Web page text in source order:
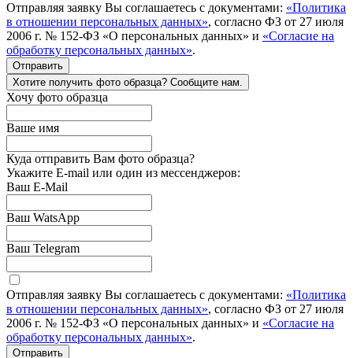
Отправляя заявку Вы соглашаетесь с документами: «Политика
в отношении персональных данных», согласно ФЗ от 27 июля
2006 г. № 152-ФЗ «О персональных данных» и «Согласие на
обработку персональных данных».
Отправить
Хотите получить фото образца? Сообщите нам.
Хочу фото образца
Ваше имя
Куда отправить Вам фото образца?
Укажите E-mail или один из мессенджеров:
Ваш E-Mail
Ваш WatsApp
Ваш Telegram
Отправляя заявку Вы соглашаетесь с документами: «Политика
в отношении персональных данных», согласно ФЗ от 27 июля
2006 г. № 152-ФЗ «О персональных данных» и «Согласие на
обработку персональных данных».
Отправить